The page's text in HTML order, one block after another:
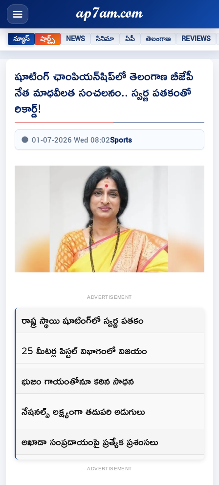
న్యూస్ షార్ట్స్ NEWS సినిమా ఏపీ తెలంగాణ REVIEWS
షూటింగ్ ఛాంపియన్‌షిప్‌లో తెలంగాణ బీజేపీ
నేత మాధవీలత సంచలనం.. స్వర్ణ పతకంతో
రికార్డ్!
01-07-2026 Wed 08:02Sports
ADVERTISEMENT
రాష్ట్ర స్థాయి షూటింగ్‌లో స్వర్ణ పతకం
25 మీటర్ల పిస్టల్ విభాగంలో విజయం
భుజం గాయంతోనూ కఠిన సాధన
నేషనల్స్ లక్ష్యంగా తదుపరి అడుగులు
అఖాడా సంప్రదాయంపై ప్రత్యేక ప్రశంసలు
ADVERTISEMENT